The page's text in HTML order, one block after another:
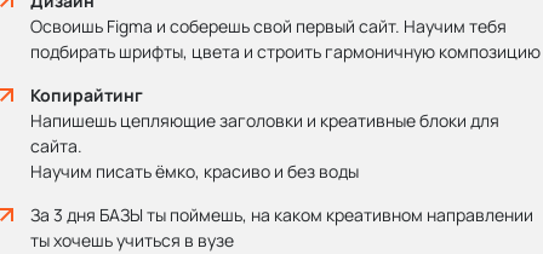
Освоишь Figma и соберешь свой первый сайт. Научим тебя
подбирать шрифты, цвета и строить гармоничную композицию
Копирайтинг
Напишешь цепляющие заголовки и креативные блоки для
сайта.
Научим писать ёмко, красиво и без воды
За 3 дня БАЗЫ ты поймешь, на каком креативном направлении
ты хочешь учиться в вузе